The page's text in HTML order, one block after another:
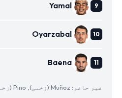
Yamal
Oyarzabal
Baena
غیر حاضر: Muñoz (زخمی), Pino (زخمی), N. Williams (زخمی)